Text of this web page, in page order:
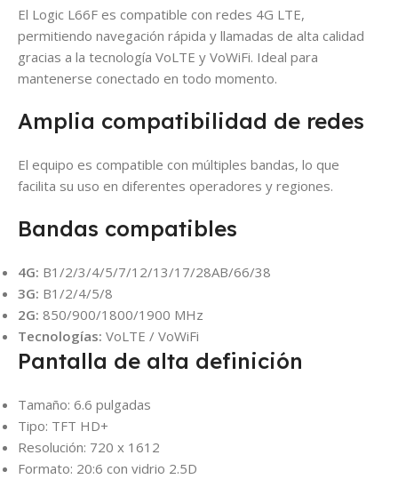
El Logic L66F es compatible con redes 4G LTE,
permitiendo navegación rápida y llamadas de alta calidad
gracias a la tecnología VoLTE y VoWiFi. Ideal para
mantenerse conectado en todo momento.
Amplia compatibilidad de redes
El equipo es compatible con múltiples bandas, lo que
facilita su uso en diferentes operadores y regiones.
Bandas compatibles
4G: B1/2/3/4/5/7/12/13/17/28AB/66/38
3G: B1/2/4/5/8
2G: 850/900/1800/1900 MHz
Tecnologías: VoLTE / VoWiFi
Pantalla de alta definición
Tamaño: 6.6 pulgadas
Tipo: TFT HD+
Resolución: 720 x 1612
Formato: 20:6 con vidrio 2.5D